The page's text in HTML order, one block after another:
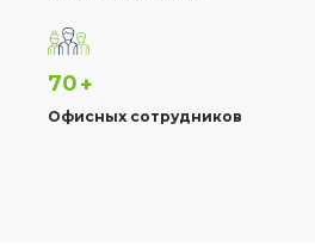
70+
Офисных сотрудников